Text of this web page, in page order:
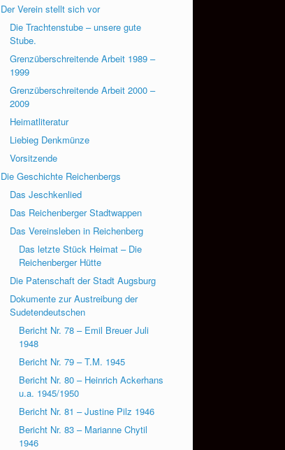
Der Verein stellt sich vor
Die Trachtenstube – unsere gute
Stube.
Grenzüberschreitende Arbeit 1989 –
1999
Grenzüberschreitende Arbeit 2000 –
2009
Heimatliteratur
Liebieg Denkmünze
Vorsitzende
Die Geschichte Reichenbergs
Das Jeschkenlied
Das Reichenberger Stadtwappen
Das Vereinsleben in Reichenberg
Das letzte Stück Heimat – Die
Reichenberger Hütte
Die Patenschaft der Stadt Augsburg
Dokumente zur Austreibung der
Sudetendeutschen
Bericht Nr. 78 – Emil Breuer Juli
1948
Bericht Nr. 79 – T.M. 1945
Bericht Nr. 80 – Heinrich Ackerhans
u.a. 1945/1950
Bericht Nr. 81 – Justine Pilz 1946
Bericht Nr. 83 – Marianne Chytil
1946